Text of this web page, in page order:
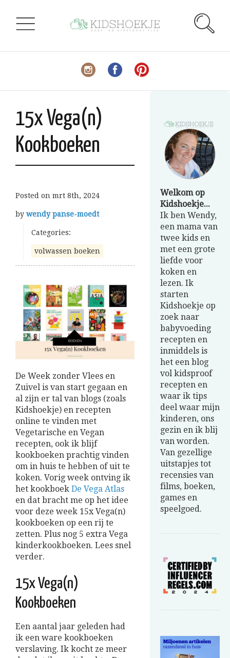
15x Vega(n)
Kookboeken
Posted on mrt 8th, 2024
by wendy panse-moedt
Categories:
volwassen boeken
De Week zonder Vlees en
Zuivel is van start gegaan en
al zijn er tal van blogs (zoals
Kidshoekje) en recepten
online te vinden met
Vegetarische en Vegan
recepten, ook ik blijf
kookboeken prachtig vinden
om in huis te hebben of uit te
koken. Vorig week ontving ik
het kookboek De Vega Atlas
en dat bracht me op het idee
voor deze week 15x Vega(n)
kookboeken op een rij te
zetten. Plus nog 5 extra Vega
kinderkookboeken. Lees snel
verder.
15x Vega(n)
Kookboeken
Een aantal jaar geleden had
ik een ware kookboeken
verslaving. Ik kocht ze meer
Welkom op
Kidshoekje...
Ik ben Wendy,
een mama van
twee kids en
met een grote
liefde voor
koken en
lezen. Ik
starten
Kidshoekje op
zoek naar
babyvoeding
recepten en
inmiddels is
het een blog
vol kidsproof
recepten en
waar ik tips
deel waar mijn
kinderen, ons
gezin en ik blij
van worden.
Van gezellige
uitstapjes tot
recensies van
films, boeken,
games en
speelgoed.